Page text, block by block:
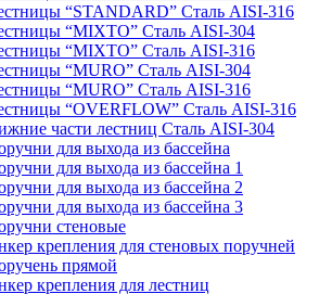
“STANDARD” Сталь AISI-316
“MIXTO” Сталь AISI-304
“MIXTO” Сталь AISI-316
“MURO” Сталь AISI-304
“MURO” Сталь AISI-316
“OVERFLOW” Сталь AISI-316
части лестниц Сталь AISI-304
для выхода из бассейна
для выхода из бассейна 1
для выхода из бассейна 2
для выхода из бассейна 3
стеновые
крепления для стеновых поручней
прямой
крепления для лестниц